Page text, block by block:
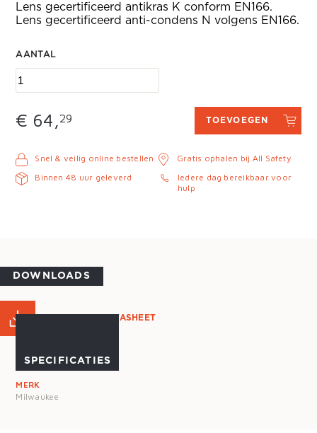
Lens gecertificeerd antikras K conform EN166.
Lens gecertificeerd anti-condens N volgens EN166.
AANTAL
€ 64,29 TOEVOEGEN
Snel & veilig online bestellen
Binnen 48 uur geleverd
Gratis ophalen bij All Safety
Iedere dag bereikbaar voor
hulp
DOWNLOADS
PRODUCT DATASHEET
SPECIFICATIES
MERK
Milwaukee